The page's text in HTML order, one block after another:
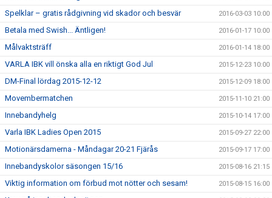
Spelklar – gratis rådgivning vid skador och besvär 2016-03-03 10:00
Betala med Swish... Äntligen! 2016-01-17 10:00
Målvaktsträff 2016-01-14 18:00
VARLA IBK vill önska alla en riktigt God Jul 2015-12-23 10:00
DM-Final lördag 2015-12-12 2015-12-09 18:00
Movembermatchen 2015-11-10 21:00
Innebandyhelg 2015-10-14 17:00
Varla IBK Ladies Open 2015 2015-09-27 22:00
Motionärsdamerna - Måndagar 20-21 Fjärås 2015-09-17 17:00
Innebandyskolor säsongen 15/16 2015-08-16 21:15
Viktig information om förbud mot nötter och sesam! 2015-08-15 16:00